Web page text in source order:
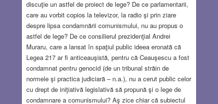
discuţie un astfel de proiect de lege? De ce parlamentarii,
care au vorbit copios la televizor, la radio şi prin ziare
despre lipsa condamnării comunismului, nu au propus o
astfel de lege? De ce consilierul prezidenţial Andrei
Muraru, care a lansat în spaţiul public ideea eronată că
Legea 217 ar fi anticeauşistă, pentru că Ceauşescu a fost
condamnat pentru genocid (de un tribunal străin de
normele şi practica judiciară – n.a.), nu a cerut public celor
cu drept de iniţiativă legislativă să propună şi o lege de
condamnare a comunismului? Aş zice chiar că subiectul